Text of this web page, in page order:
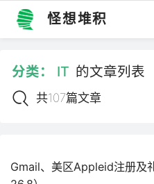
怪想堆积
分类： IT 的文章列表
共107篇文章
Gmail、美区Appleid注册及